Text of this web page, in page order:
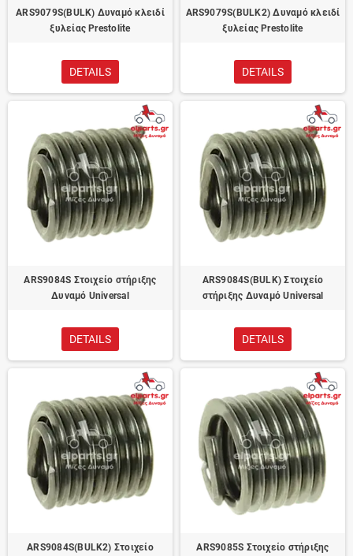
ARS9079S(BULK) Δυναμό κλειδί
ξυλείας Prestolite
DETAILS
ARS9079S(BULK2) Δυναμό κλειδί
ξυλείας Prestolite
DETAILS
ARS9084S Στοιχείο στήριξης
Δυναμό Universal
DETAILS
ARS9084S(BULK) Στοιχείο
στήριξης Δυναμό Universal
DETAILS
ARS9084S(BULK2) Στοιχείο
ARS9085S Στοιχείο στήριξης